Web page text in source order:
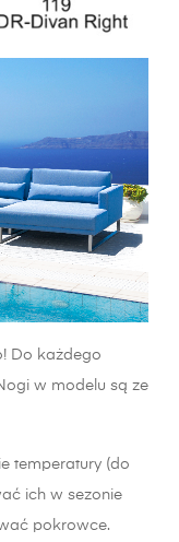
Do każdego
w modelu są ze
temperatury (do
ich w sezonie
pokrowce.